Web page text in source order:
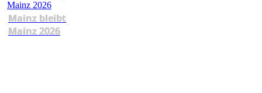
Mainz bleibt
Mainz 2026